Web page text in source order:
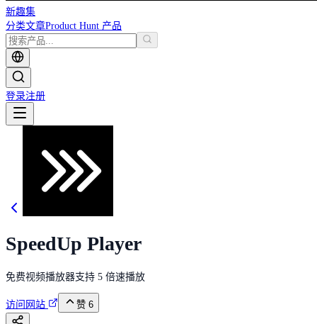
新趣集
分类文章Product Hunt 产品
登录注册
SpeedUp Player
免费视频播放器支持 5 倍速播放
访问网站 赞 6